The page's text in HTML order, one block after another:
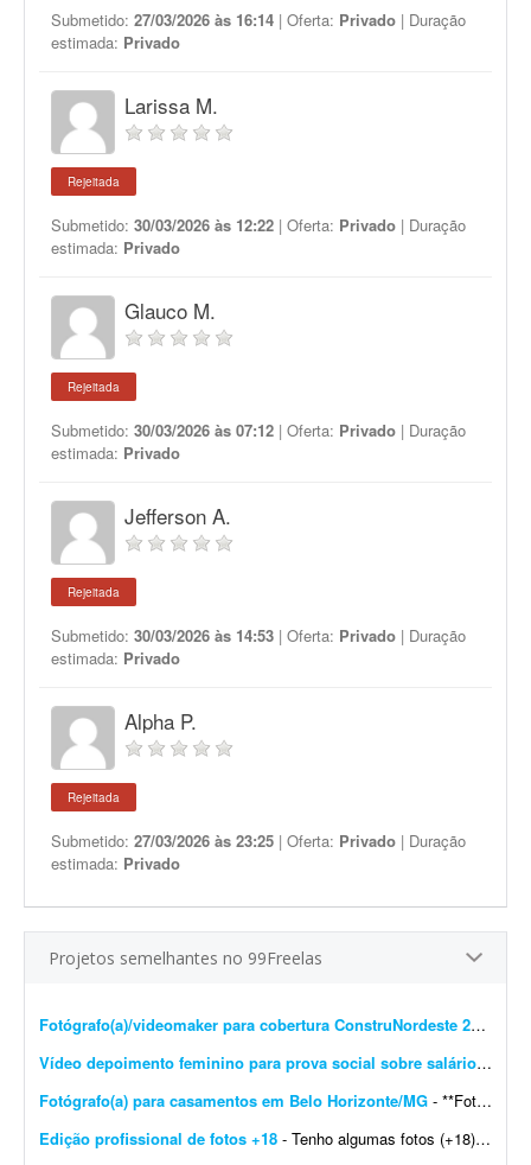
Submetido: 27/03/2026 às 16:14 | Oferta: Privado | Duração
estimada: Privado
Larissa M.
Rejeitada
Submetido: 30/03/2026 às 12:22 | Oferta: Privado | Duração
estimada: Privado
Glauco M.
Rejeitada
Submetido: 30/03/2026 às 07:12 | Oferta: Privado | Duração
estimada: Privado
Jefferson A.
Rejeitada
Submetido: 30/03/2026 às 14:53 | Oferta: Privado | Duração
estimada: Privado
Alpha P.
Rejeitada
Submetido: 27/03/2026 às 23:25 | Oferta: Privado | Duração
estimada: Privado
Projetos semelhantes no 99Freelas
Fotógrafo(a)/videomaker para cobertura ConstruNordeste 2026 em Salvador
Vídeo depoimento feminino para prova social sobre salário-maternidade
Fotógrafo(a) para casamentos em Belo Horizonte/MG - **Fotógrafo(a) freelancer para cobertura de casamento - Belo Horizonte/MG** Estou procurando um(a) fotógrafo(a) freelancer para atuar na cobertura de um casamento em Belo Horizonte/M...
Edição profissional de fotos +18 - Tenho algumas fotos (+18) e preciso que você melhore a qualidade e deixe o resultado bastante profissional. As imagens são para uso no meu site de trabalho. Gostaria que, se poss&iacu...